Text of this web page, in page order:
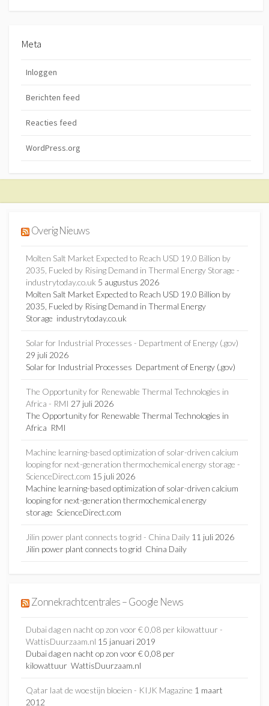
Meta
Inloggen
Berichten feed
Reacties feed
WordPress.org
Overig Nieuws
Molten Salt Market Expected to Reach USD 19.0 Billion by
2035, Fueled by Rising Demand in Thermal Energy Storage -
industrytoday.co.uk 5 augustus 2026
Molten Salt Market Expected to Reach USD 19.0 Billion by
2035, Fueled by Rising Demand in Thermal Energy
Storage industrytoday.co.uk
Solar for Industrial Processes - Department of Energy (.gov)
29 juli 2026
Solar for Industrial Processes Department of Energy (.gov)
The Opportunity for Renewable Thermal Technologies in
Africa - RMI 27 juli 2026
The Opportunity for Renewable Thermal Technologies in
Africa RMI
Machine learning-based optimization of solar-driven calcium
looping for next-generation thermochemical energy storage -
ScienceDirect.com 15 juli 2026
Machine learning-based optimization of solar-driven calcium
looping for next-generation thermochemical energy
storage ScienceDirect.com
Jilin power plant connects to grid - China Daily 11 juli 2026
Jilin power plant connects to grid China Daily
Zonnekrachtcentrales – Google News
Dubai dag en nacht op zon voor € 0,08 per kilowattuur -
WattisDuurzaam.nl 15 januari 2019
Dubai dag en nacht op zon voor € 0,08 per
kilowattuur WattisDuurzaam.nl
Qatar laat de woestijn bloeien - KIJK Magazine 1 maart
2012